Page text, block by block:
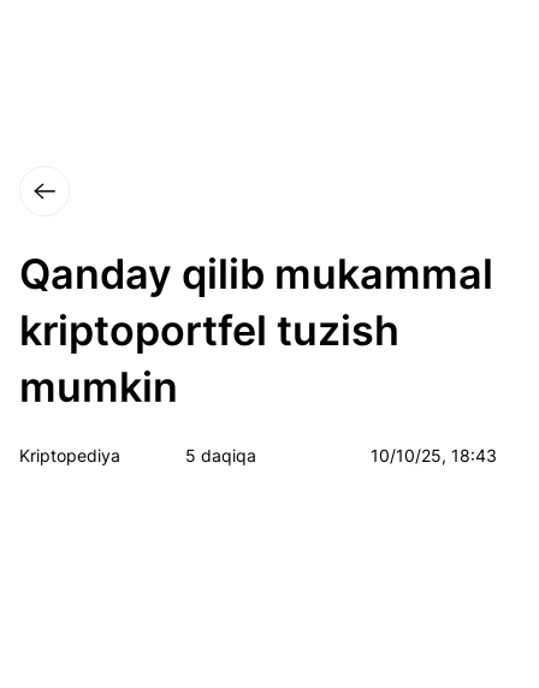
Qanday qilib mukammal
kriptoportfel tuzish
mumkin
Kriptopediya 5 daqiqa 10/10/25, 18:43